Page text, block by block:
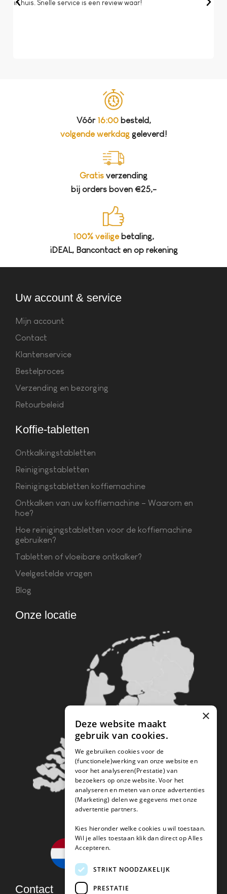
in huis. Snelle service is een review waar!
Vóór 16:00besteld,
volgende werkdaggeleverd!
Gratis verzending
bij orders boven €25,-
100% veiligebetaling,
iDEAL, Bancontact en op rekening
Uw account & service
Mijn account
Contact
Klantenservice
Bestelproces
Verzending en bezorging
Retourbeleid
Koffie-tabletten
Ontkalkingstabletten
Reinigingstabletten
Reinigingstabletten koffiemachine
Ontkalken van uw koffiemachine – Waarom en
hoe?
Hoe reinigingstabletten voor de koffiemachine
gebruiken?
Tabletten of vloeibare ontkalker?
Veelgestelde vragen
Blog
Onze locatie
Contact
×
Deze website maakt
gebruik van cookies.
We gebruiken cookies voor de
(functionele)werking van onze website en
voor het analyseren(Prestatie) van
bezoekers op onze website. Voor het
analyseren en meten van onze advertenties
(Marketing) delen we gegevens met onze
advertentie partners.
Kies hieronder welke cookies u wil toestaan.
Wil je alles toestaan klik dan direct op Alles
Accepteren.
STRIKT NOODZAKELIJK
PRESTATIE